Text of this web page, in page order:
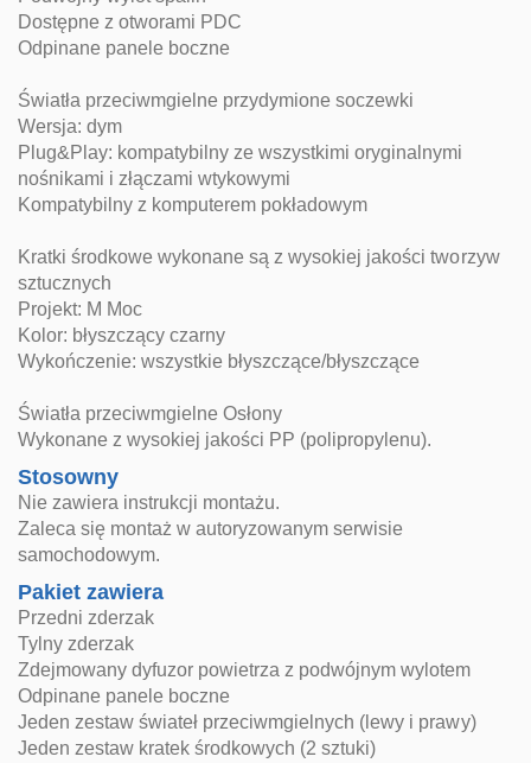
Dostępne z otworami PDC
Odpinane panele boczne
Światła przeciwmgielne przydymione soczewki
Wersja: dym
Plug&Play: kompatybilny ze wszystkimi oryginalnymi
nośnikami i złączami wtykowymi
Kompatybilny z komputerem pokładowym
Kratki środkowe wykonane są z wysokiej jakości tworzyw
sztucznych
Projekt: M Moc
Kolor: błyszczący czarny
Wykończenie: wszystkie błyszczące/błyszczące
Światła przeciwmgielne Osłony
Wykonane z wysokiej jakości PP (polipropylenu).
Stosowny
Nie zawiera instrukcji montażu.
Zaleca się montaż w autoryzowanym serwisie
samochodowym.
Pakiet zawiera
Przedni zderzak
Tylny zderzak
Zdejmowany dyfuzor powietrza z podwójnym wylotem
Odpinane panele boczne
Jeden zestaw świateł przeciwmgielnych (lewy i prawy)
Jeden zestaw kratek środkowych (2 sztuki)